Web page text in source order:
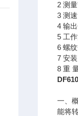
2 测
3 测
4 输
5 工
6 螺
7 安
8 重
一、
能将